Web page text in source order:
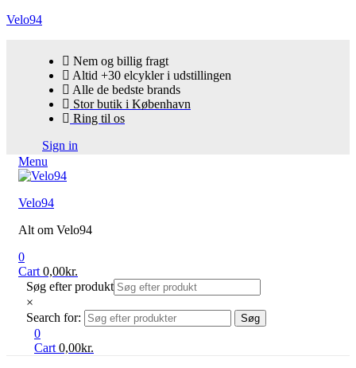
Velo94
Nem og billig fragt
Altid +30 elcykler i udstillingen
Alle de bedste brands
Stor butik i København
Ring til os
Sign in
Menu
Velo94
Alt om Velo94
0
Cart 0,00kr.
Søg efter produkt
×
Search for:
Søg
0
Cart 0,00kr.